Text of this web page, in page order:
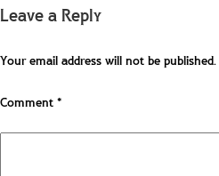
Leave a Reply
Your email address will not be published.
Comment*